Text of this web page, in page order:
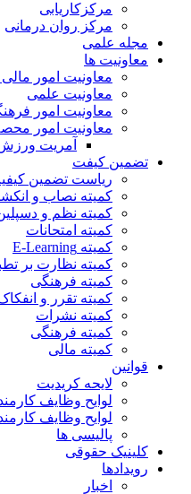
مرکزکاریابی
مرکز روان درمانی
مجله علمی
معاونیت ها
معاونیت امور مالی
معاونیت علمی
معاونیت امور
معاونیت امور
آمریت
تضمین کیفت
ریاست تضمین
کمیته نصاب و
کمیته نظم و
کمیته امتحانات
کمیته E-Learning
کمیته نظارت بر
کمیته فرهنگی
کمیته تقرر و
کمیته نشرات
کمیته فرهنگی
کمیته مالی
قوانین
لایحه کریدیت
لوایح وظایف
لوایح وظایف
پالیسی ها
کلینیک حقوقی
رویدادها
اخبار